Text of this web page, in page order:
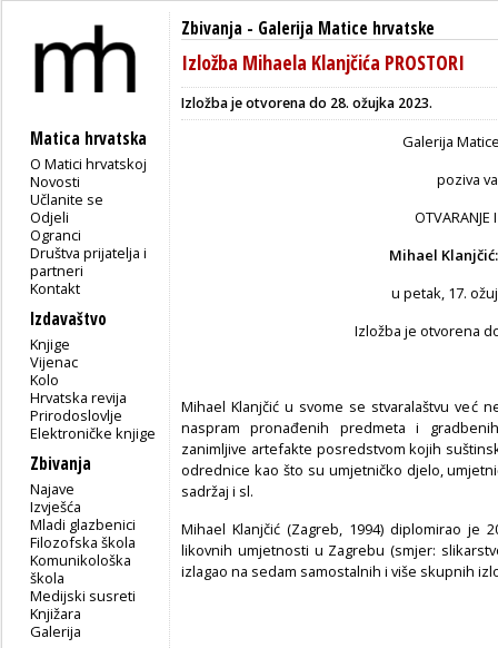
Matica hrvatska
O Matici hrvatskoj
Novosti
Učlanite se
Odjeli
Ogranci
Društva prijatelja i
partneri
Kontakt
Izdavaštvo
Knjige
Vijenac
Kolo
Hrvatska revija
Prirodoslovlje
Elektroničke knjige
Zbivanja
Najave
Izvješća
Mladi glazbenici
Filozofska škola
Komunikološka
škola
Medijski susreti
Knjižara
Galerija
Zbivanja - Galerija Matice hrvatske
Izložba Mihaela Klanjčića PROSTORI
Izložba je otvorena do 28. ožujka 2023.
Galerija
poziva
OTVARANJE
Mihael Klanjčić:
u petak, 17.
Izložba je otvorena
Mihael Klanjčić u svome se stvaralaštvu već
naspram pronađenih predmeta i
zanimljive artefakte posredstvom kojih
odrednice kao što su umjetničko djelo,
sadržaj i sl.
Mihael Klanjčić (Zagreb, 1994) diplomirao je
likovnih umjetnosti u Zagrebu (smjer:
izlagao na sedam samostalnih i više skupnih